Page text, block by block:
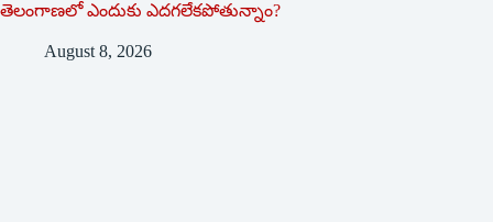
తెలంగాణలో ఎందుకు ఎదగలేకపోతున్నాం?
August 8, 2026